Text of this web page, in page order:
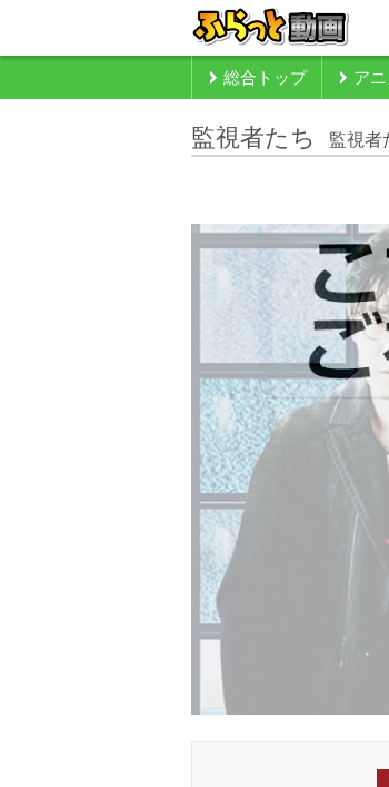
総合トップ アニ
監視者たち 監視者